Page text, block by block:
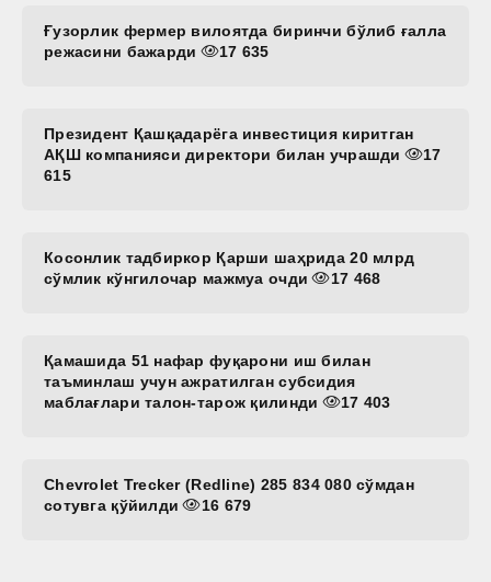
Ғузорлик фермер вилоятда биринчи бўлиб ғалла
режасини бажарди
17 635
Президент Қашқадарёга инвестиция киритган
АҚШ компанияси директори билан учрашди
17
615
Косонлик тадбиркор Қарши шаҳрида 20 млрд
сўмлик кўнгилочар мажмуа очди
17 468
Қамашида 51 нафар фуқарони иш билан
таъминлаш учун ажратилган субсидия
маблағлари талон-тарож қилинди
17 403
Chevrolet Trecker (Redline) 285 834 080 сўмдан
сотувга қўйилди
16 679